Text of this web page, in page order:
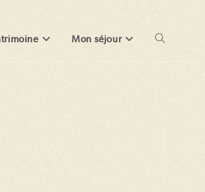
Mon séjour Toggle
search